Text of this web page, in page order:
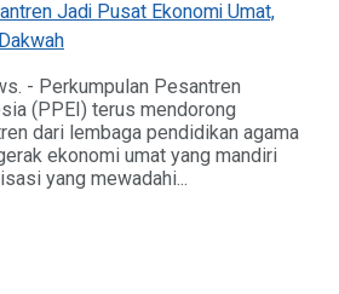
- Perkumpulan Pesantren
(PPEI) terus mendorong
dari lembaga pendidikan agama
ekonomi umat yang mandiri
yang mewadahi...